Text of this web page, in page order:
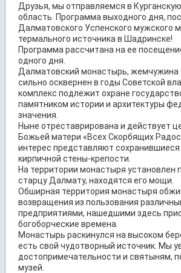
Друзья, мы отправляемся в Курганскую
область. Программа выходного дня,
Далматовского Успенского мужского
термального источника в Шадринске!
Программа рассчитана на ее
одного дня.
Далматовский монастырь, жемчужина
сильно осквернен в годы Советской
комплекс подлежит охране
памятником истории и архитектуры
значения.
Ныне отреставрирована и действует
Божьей матери «Всех Скорбящих
интерес представляют
кирпичной стены-крепости.
На территории монастыря установлен
старцу Далмату, находятся его мощи.
Обширная территория монастыря
возвращения из пользования
предприятиями, нашедшими здесь
богоборческие времена.
Монастырь раскинулся на высоком
есть свой чудотворный источник. Мы
достопримечательности и святыням,
музей.